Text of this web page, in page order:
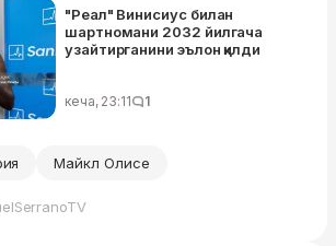
"Реал" Винисиус билан
шартномани 2032 йилгача
узайтирганини эълон қилди
кеча, 23:11 1
Майкл Олисе